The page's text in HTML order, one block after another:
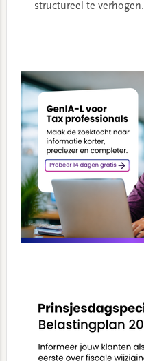
structureel te verhogen.
Sidebar